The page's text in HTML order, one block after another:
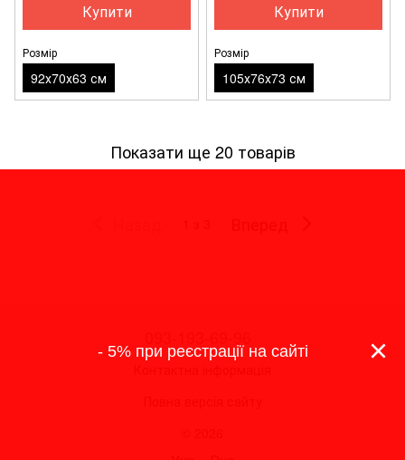
Купити
Розмір
92х70х63 см
Купити
Розмір
105х76х73 см
Показати ще 20 товарів
×
- 5% при реєстрації на сайті